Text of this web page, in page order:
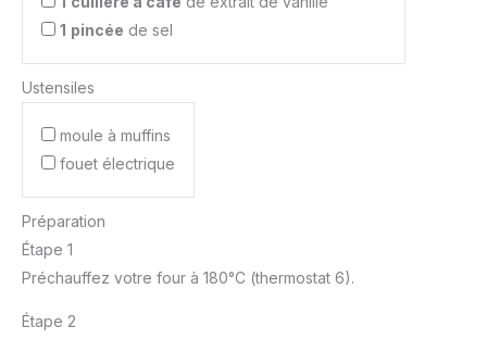
1 pincée de sel
Ustensiles
moule à muffins
fouet électrique
Préparation
Étape 1
Préchauffez votre four à 180°C (thermostat 6).
Étape 2